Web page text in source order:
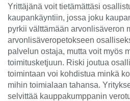
Yrittäjänä voit tietämättäsi
kaupankäyntiin, jossa joku
pyrkii välttämään arvonlisäveron
arvonlisäveropetokseen
palvelun ostaja, mutta voit myös
toimitusketjuun. Riski joutua
toimintaan voi kohdistua minkä
mihin toimialaan tahansa.
selvittää kauppakumppanin